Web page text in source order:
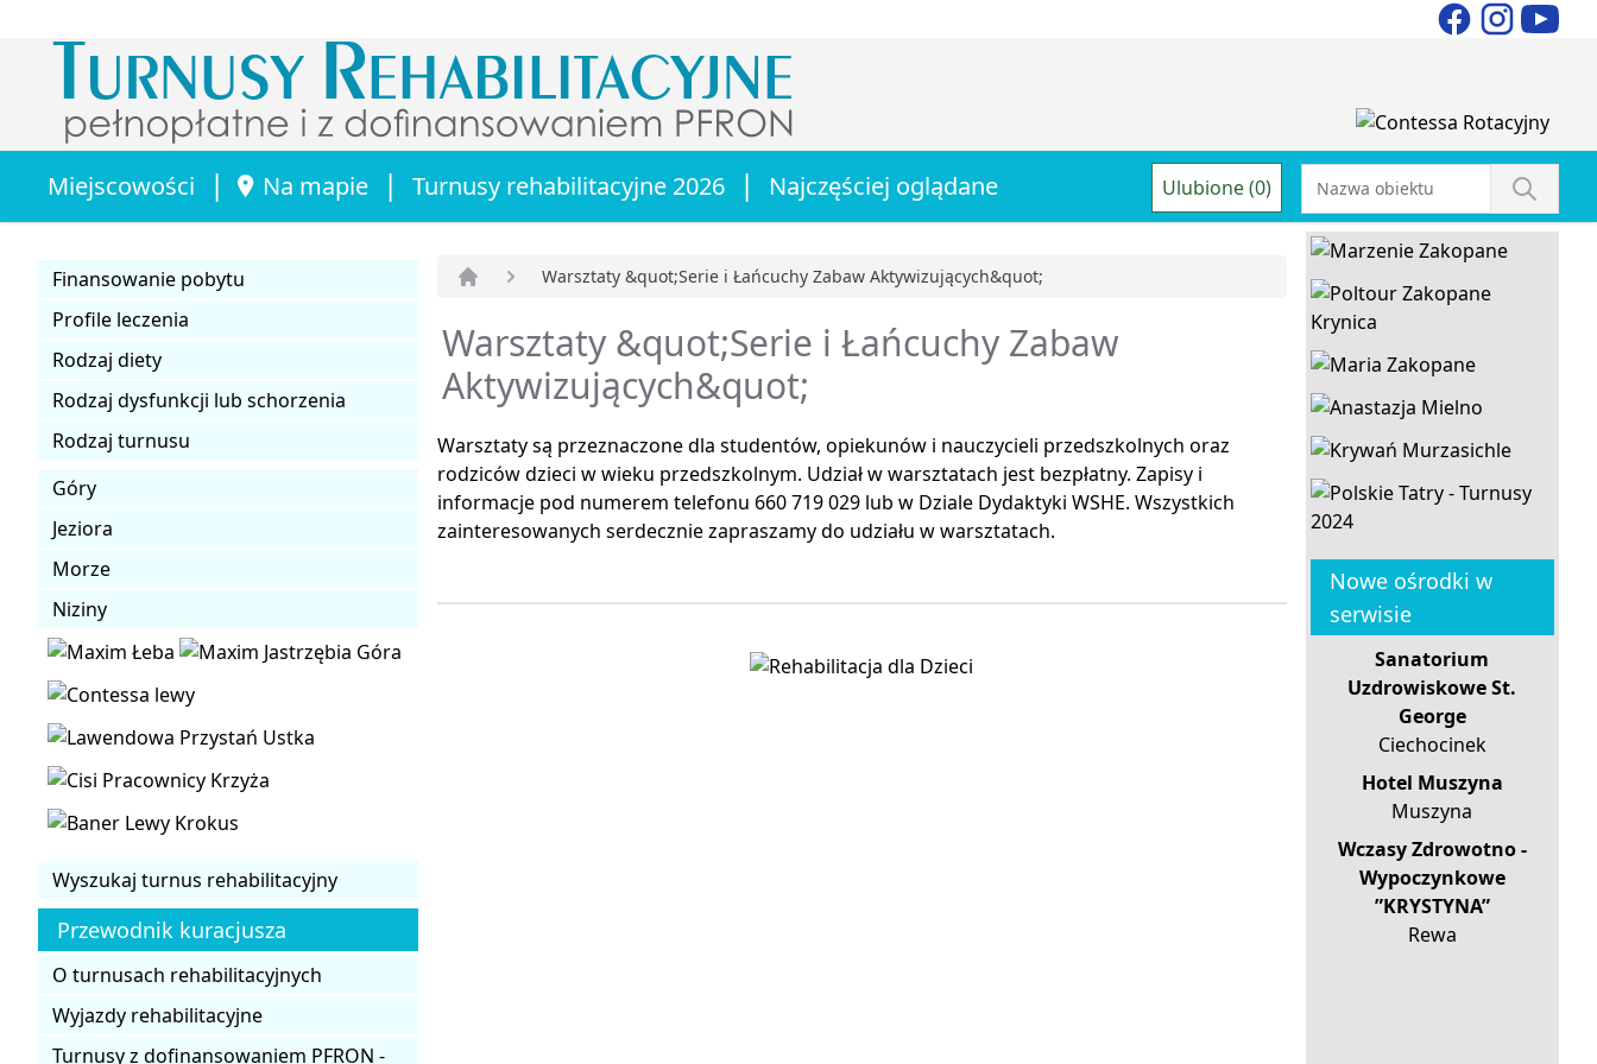
Miejscowości | Na mapie | Turnusy rehabilitacyjne 2026 | Najczęściej oglądane Ulubione (0)
Finansowanie pobytu
Profile leczenia
Rodzaj diety
Rodzaj dysfunkcji lub schorzenia
Rodzaj turnusu
Góry
Jeziora
Morze
Niziny
Wyszukaj turnus rehabilitacyjny
Przewodnik kuracjusza
O turnusach rehabilitacyjnych
Wyjazdy rehabilitacyjne
Turnusy z dofinansowaniem PFRON -
Warsztaty &quot;Serie i Łańcuchy Zabaw Aktywizujących&quot;
Warsztaty &quot;Serie i Łańcuchy Zabaw
Aktywizujących&quot;
Warsztaty są przeznaczone dla studentów, opiekunów i nauczycieli przedszkolnych oraz
rodziców dzieci w wieku przedszkolnym. Udział w warsztatach jest bezpłatny. Zapisy i
informacje pod numerem telefonu 660 719 029 lub w Dziale Dydaktyki WSHE. Wszystkich
zainteresowanych serdecznie zapraszamy do udziału w warsztatach.
Nowe ośrodki w
serwisie
Sanatorium
Uzdrowiskowe St.
George
Ciechocinek
Hotel Muszyna
Muszyna
Wczasy Zdrowotno -
Wypoczynkowe
”KRYSTYNA”
Rewa